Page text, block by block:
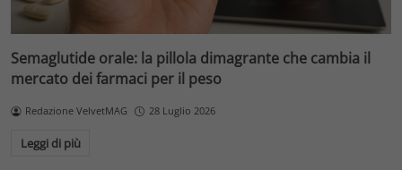
Semaglutide orale: la pillola dimagrante che cambia il
mercato dei farmaci per il peso
Redazione VelvetMAG 28 Luglio 2026
Leggi di più